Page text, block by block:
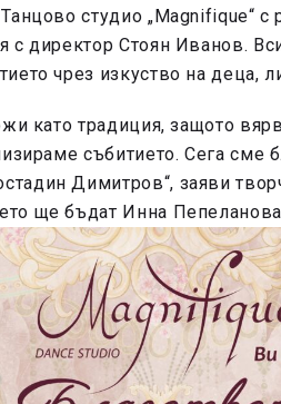
студио „Magnifique“
с директор Стоян Иванов.
чрез изкуство на деца,
като традиция, защото
събитието. Сега сме
Димитров“, заяви
ще бъдат Инна